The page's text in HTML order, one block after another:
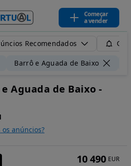
Começar
a vender
Recomendados
Barrô e Aguada de Baixo
Aguada de Baixo -
anúncios?
10 490 EUR